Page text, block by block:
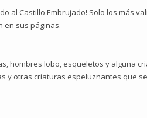
al Castillo Embrujado! Solo los más
en sus páginas.
hombres lobo, esqueletos y alguna
y otras criaturas espeluznantes que